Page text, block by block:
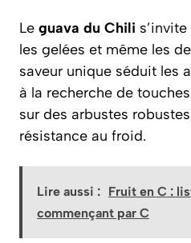
Le guava du Chili
les gelées et même les
saveur unique séduit les
à la recherche de
sur des arbustes
résistance au froid.
Lire aussi : Fruit en C :
commençant par C